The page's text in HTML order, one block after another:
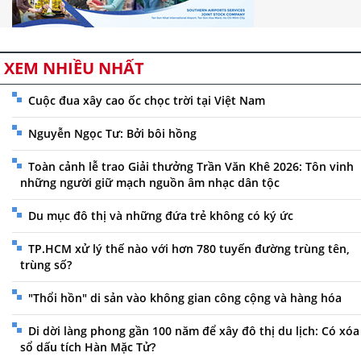
XEM NHIỀU NHẤT
Cuộc đua xây cao ốc chọc trời tại Việt Nam
Nguyễn Ngọc Tư: Bởi bôi hồng
Toàn cảnh lễ trao Giải thưởng Trần Văn Khê 2026: Tôn vinh
những người giữ mạch nguồn âm nhạc dân tộc
Du mục đô thị và những đứa trẻ không có ký ức
TP.HCM xử lý thế nào với hơn 780 tuyến đường trùng tên,
trùng số?
"Thổi hồn" di sản vào không gian công cộng và hàng hóa
Di dời làng phong gần 100 năm để xây đô thị du lịch: Có xóa
sổ dấu tích Hàn Mặc Tử?